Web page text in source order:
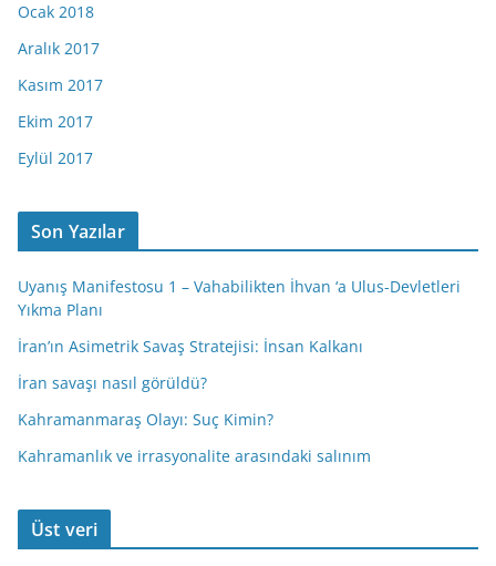
Ocak 2018
Aralık 2017
Kasım 2017
Ekim 2017
Eylül 2017
Son Yazılar
Uyanış Manifestosu 1 – Vahabilikten İhvan ‘a Ulus-Devletleri
Yıkma Planı
İran’ın Asimetrik Savaş Stratejisi: İnsan Kalkanı
İran savaşı nasıl görüldü?
Kahramanmaraş Olayı: Suç Kimin?
Kahramanlık ve irrasyonalite arasındaki salınım
Üst veri